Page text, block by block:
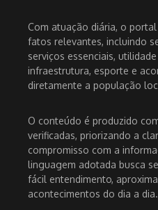
Com atuação diária, o
fatos relevantes, incluindo
serviços essenciais,
infraestrutura, esporte e
diretamente a população
O conteúdo é produzido
verificadas, priorizando a
compromisso com a
linguagem adotada busca
fácil entendimento,
acontecimentos do dia a dia.